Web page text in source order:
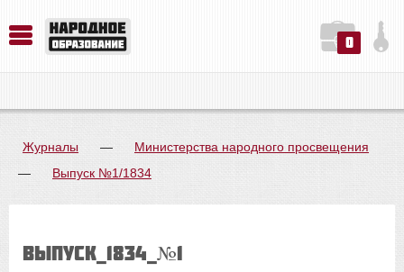
0
Журналы —
Министерства народного просвещения
—
Выпуск №1/1834
выпуск_1834_№1